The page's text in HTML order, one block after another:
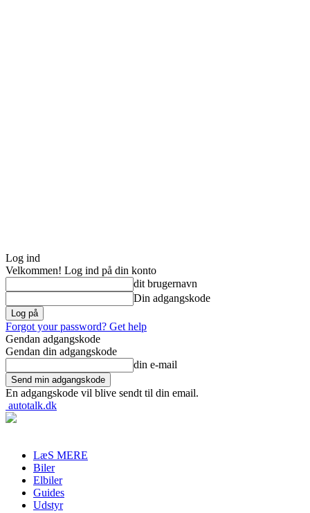
Log ind
Velkommen! Log ind på din konto
dit brugernavn
Din adgangskode
Forgot your password? Get help
Gendan adgangskode
Gendan din adgangskode
din e-mail
En adgangskode vil blive sendt til din email.
autotalk.dk
LæS MERE
Biler
Elbiler
Guides
Udstyr